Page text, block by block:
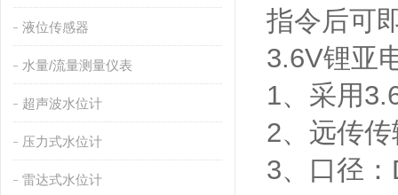
液位传感器
水量/流量测量仪表
超声波水位计
压力式水位计
雷达式水位计
指令后可
3.6V锂亚
1、采用
2、远传
3、口径